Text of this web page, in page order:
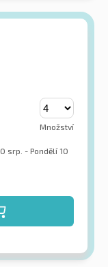
Množství
srp. - Pondělí 10